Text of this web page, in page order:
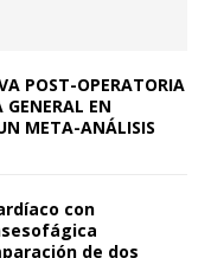
POST-OPERATORIA
GENERAL EN
META-ANÁLISIS
con
de dos